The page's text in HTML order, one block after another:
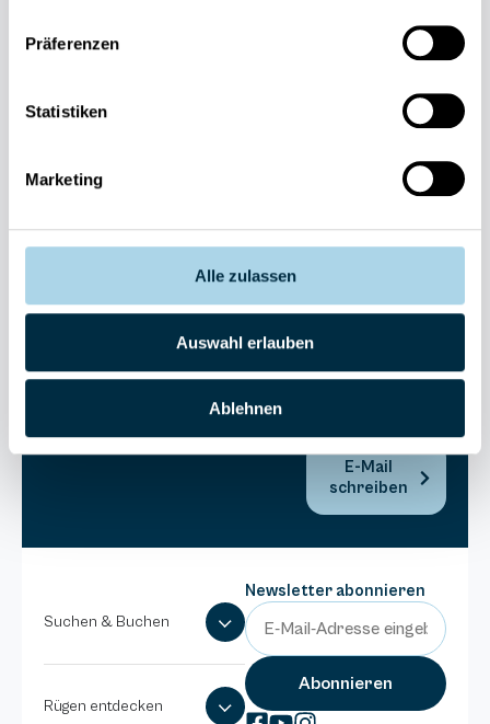
Präferenzen
Statistiken
Marketing
Alle zulassen
Auswahl erlauben
Ablehnen
Fragen und Wünsche?
173980
Binzer
E-Mail
schreiben
Suchen & Buchen
Rügen entdecken
Newsletter abonnieren